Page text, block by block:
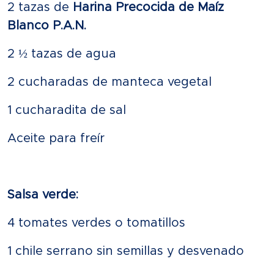
2 tazas de Harina Precocida de Maíz
Blanco P.A.N.
2 ½ tazas de agua
2 cucharadas de manteca vegetal
1 cucharadita de sal
Aceite para freír
Salsa verde:
4 tomates verdes o tomatillos
1 chile serrano sin semillas y desvenado